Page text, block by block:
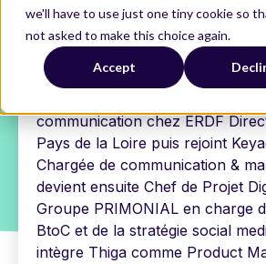
we'll have to use just one tiny cookie so
not asked to make this choice again.
Accept
THIGA MEDIA
NOS AUTEURS
JOSÉPHINE LAMOCK
Product Manager
communication chez ERDF
Pays de la Loire puis rejoint
Chargée de communication &
devient ensuite Chef de Projet
Groupe PRIMONIAL en charge
BtoC et de la stratégie social
intègre Thiga comme Product